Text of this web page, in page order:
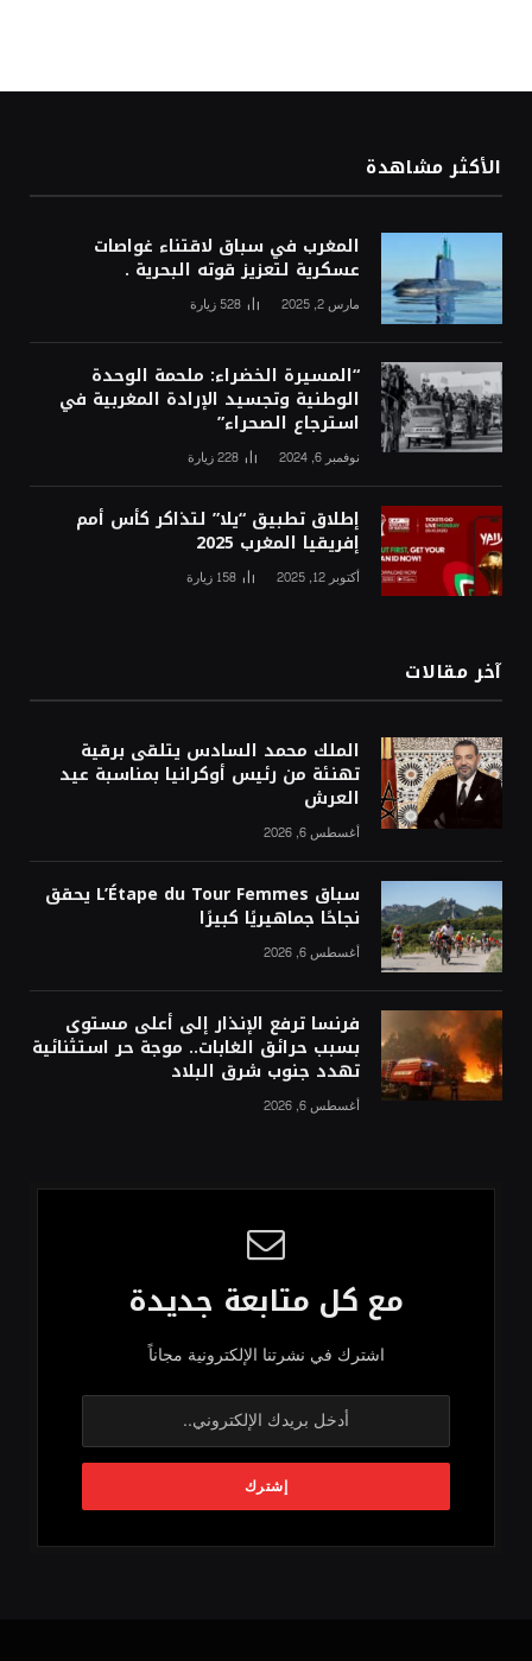
الأكثر مشاهدة
المغرب في سباق لاقتناء غواصات
عسكرية لتعزيز قوته البحرية .
مارس 2, 2025 528 زيارة
“المسيرة الخضراء: ملحمة الوحدة
الوطنية وتجسيد الإرادة المغربية في
استرجاع الصحراء”
نوفمبر 6, 2024 228زيارة
إطلاق تطبيق “يلا” لتذاكر كأس أمم
إفريقيا المغرب 2025
أكتوبر 12, 2025 158 زيارة
آخر مقالات
الملك محمد السادس يتلقى برقية
تهنئة من رئيس أوكرانيا بمناسبة عيد
العرش
أغسطس 6, 2026
سباق L’Étape du Tour Femmes يحقق
نجاحًا جماهيريًا كبيرًا
أغسطس 6, 2026
فرنسا ترفع الإنذار إلى أعلى مستوى
بسبب حرائق الغابات.. موجة حر استثنائية
تهدد جنوب شرق البلاد
أغسطس 6, 2026
مع كل متابعة جديدة
اشترك في نشرتنا الإلكترونية مجاناً